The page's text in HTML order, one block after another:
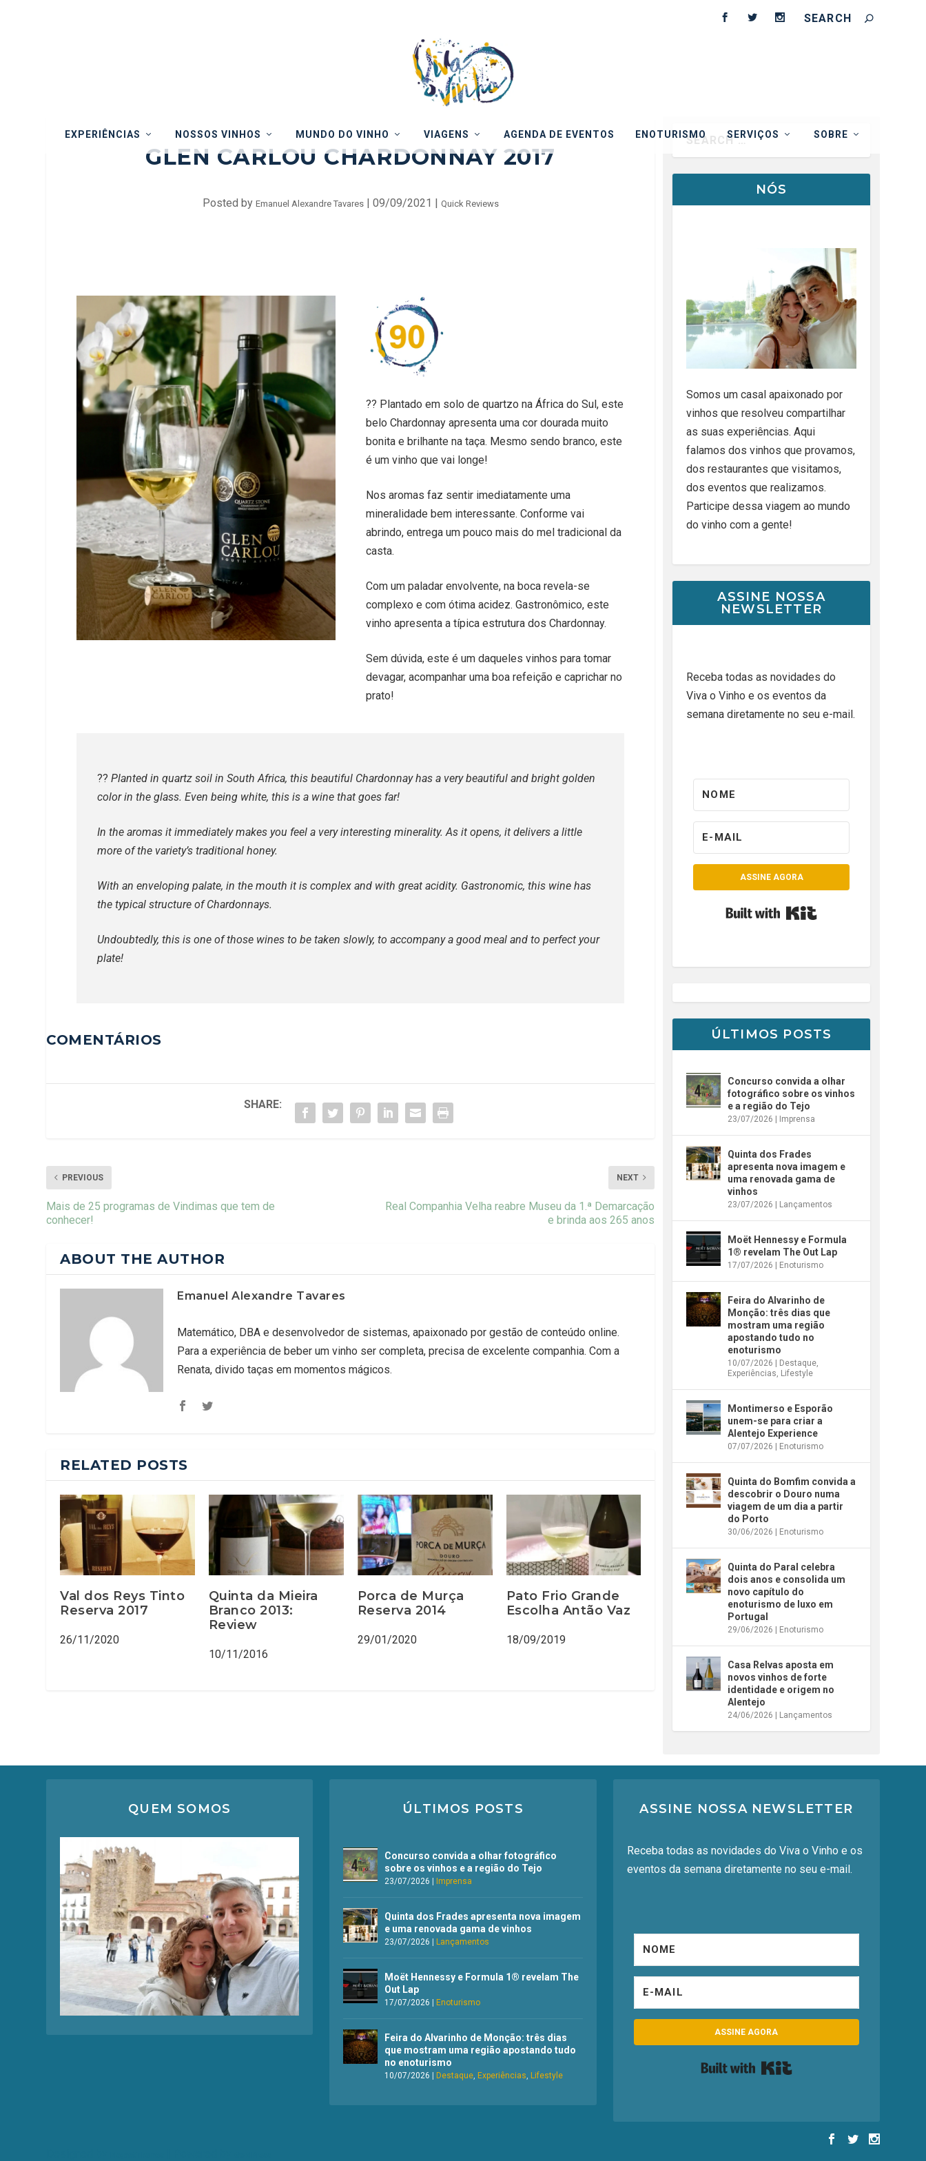
EXPERIÊNCIAS NOSSOS VINHOS MUNDO DO VINHO VIAGENS AGENDA DE EVENTOS ENOTURISMO SERVIÇOS SOBRE
GLEN CARLOU CHARDONNAY 2017⁠
Posted by Emanuel Alexandre Tavares| 09/09/2021 | Quick Reviews
?? Plantado em solo de quartzo na África do Sul, este
belo Chardonnay apresenta uma cor dourada muito
bonita e brilhante na taça. Mesmo sendo branco, este
é um vinho que vai longe!⁠
Nos aromas faz sentir imediatamente uma
mineralidade bem interessante. Conforme vai
abrindo, entrega um pouco mais do mel tradicional da
casta.⁠
Com um paladar envolvente, na boca revela-se
complexo e com ótima acidez. Gastronômico, este
vinho apresenta a típica estrutura dos Chardonnay.⁠
Sem dúvida, este é um daqueles vinhos para tomar
devagar, acompanhar uma boa refeição e caprichar no
prato!
??​Planted in quartz soil in South Africa, this beautiful Chardonnay has a very beautiful and bright golden
color in the glass. Even being white, this is a wine that goes far!⁠
In the aromas it immediately makes you feel a very interesting minerality. As it opens, it delivers a little
more of the variety’s traditional honey.
With an enveloping palate, in the mouth it is complex and with great acidity. Gastronomic, this wine has
the typical structure of Chardonnays.⁠
Undoubtedly, this is one of those wines to be taken slowly, to accompany a good meal and to perfect your
plate!
COMENTÁRIOS
SHARE:
PREVIOUS
Mais de 25 programas de Vindimas que tem de
conhecer!
NEXT
Real Companhia Velha reabre Museu da 1.ª Demarcação
e brinda aos 265 anos
ABOUT THE AUTHOR
Emanuel Alexandre Tavares
Matemático, DBA e desenvolvedor de sistemas, apaixonado por gestão de conteúdo online.
Para a experiência de beber um vinho ser completa, precisa de excelente companhia. Com a
Renata, divido taças em momentos mágicos.
RELATED POSTS
Val dos Reys Tinto
Reserva 2017
26/11/2020
Quinta da Mieira
Branco 2013:
Review
10/11/2016
Porca de Murça
Reserva 2014
29/01/2020
Pato Frio Grande
Escolha Antão Vaz
18/09/2019
NÓS
Somos um casal apaixonado por
vinhos que resolveu compartilhar
as suas experiências. Aqui
falamos dos vinhos que provamos,
dos restaurantes que visitamos,
dos eventos que realizamos.
Participe dessa viagem ao mundo
do vinho com a gente!
ASSINE NOSSA
NEWSLETTER
Receba todas as novidades do
Viva o Vinho e os eventos da
semana diretamente no seu e-mail.
ASSINE AGORA
ÚLTIMOS POSTS
Concurso convida a olhar
fotográfico sobre os vinhos
e a região do Tejo
23/07/2026 | Imprensa
Quinta dos Frades
apresenta nova imagem e
uma renovada gama de
vinhos
23/07/2026 | Lançamentos
Moët Hennessy e Formula
1® revelam The Out Lap
17/07/2026 | Enoturismo
Feira do Alvarinho de
Monção: três dias que
mostram uma região
apostando tudo no
enoturismo
10/07/2026 | Destaque,
Experiências, Lifestyle
Montimerso e Esporão
unem-se para criar a
Alentejo Experience
07/07/2026 | Enoturismo
Quinta do Bomfim convida a
descobrir o Douro numa
viagem de um dia a partir
do Porto
30/06/2026 | Enoturismo
Quinta do Paral celebra
dois anos e consolida um
novo capítulo do
enoturismo de luxo em
Portugal
29/06/2026 | Enoturismo
Casa Relvas aposta em
novos vinhos de forte
identidade e origem no
Alentejo
24/06/2026 | Lançamentos
QUEM SOMOS ÚLTIMOS POSTS
Concurso convida a olhar fotográfico
sobre os vinhos e a região do Tejo
23/07/2026 |Imprensa
Quinta dos Frades apresenta nova imagem
e uma renovada gama de vinhos
23/07/2026 |Lançamentos
Moët Hennessy e Formula 1® revelam The
Out Lap
17/07/2026 |Enoturismo
Feira do Alvarinho de Monção: três dias
que mostram uma região apostando tudo
no enoturismo
10/07/2026 |Destaque,Experiências,Lifestyle
ASSINE NOSSA NEWSLETTER
Receba todas as novidades do Viva o Vinho e os
eventos da semana diretamente no seu e-mail.
ASSINE AGORA